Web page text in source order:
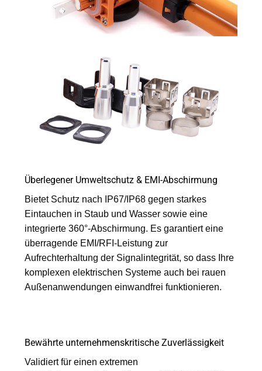
Überlegener Umweltschutz & EMI-Abschirmung
Bietet Schutz nach IP67/IP68 gegen starkes
Eintauchen in Staub und Wasser sowie eine
integrierte 360°-Abschirmung. Es garantiert eine
überragende EMI/RFI-Leistung zur
Aufrechterhaltung der Signalintegrität, so dass Ihre
komplexen elektrischen Systeme auch bei rauen
Außenanwendungen einwandfrei funktionieren.
Bewährte unternehmenskritische Zuverlässigkeit
Validiert für einen extremen